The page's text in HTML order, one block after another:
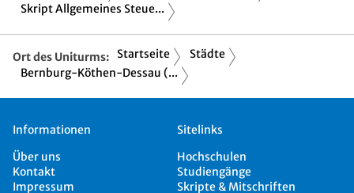
Skript Allgemeines Steue...
Ort des Uniturms: Startseite
Städte
Bernburg-Köthen-Dessau (...
Informationen
Über uns
Kontakt
Impressum
Sitelinks
Hochschulen
Studiengänge
Skripte & Mitschriften